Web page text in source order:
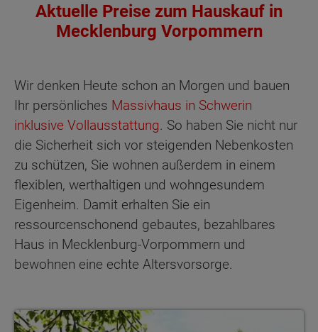
Aktuelle Preise zum Hauskauf in
Mecklenburg Vorpommern
Wir denken Heute schon an Morgen und bauen
Ihr persönliches Massivhaus in Schwerin
inklusive Vollausstattung. So haben Sie nicht nur
die Sicherheit sich vor steigenden Nebenkosten
zu schützen, Sie wohnen außerdem in einem
flexiblen, werthaltigen und wohngesundem
Eigenheim. Damit erhalten Sie ein
ressourcenschonend gebautes, bezahlbares
Haus in Mecklenburg-Vorpommern und
bewohnen eine echte Altersvorsorge.
Bungalows